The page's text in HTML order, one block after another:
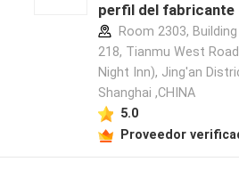
perfil del fabricante
Room 2303, Building
218, Tianmu West
Night Inn), Jing'an
Shanghai ,CHINA
5.0
Proveedor